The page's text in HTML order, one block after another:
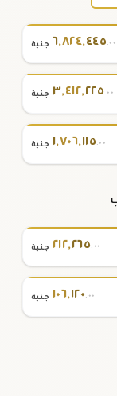
٦,٨٢٤,٤٤٥.٠٠ جنية
٣,٤١٢,٢٢٥.٠٠ جنية
١,٧٠٦,١١٥.٠٠ جنية
٢١٢,٢٦٥.٠٠ جنية
١٠٦,١٢٠.٠٠ جنية